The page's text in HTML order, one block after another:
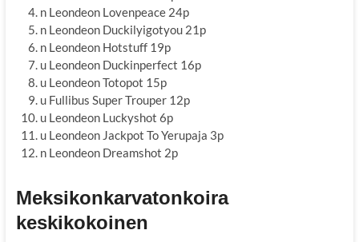
n Leondeon Lovenpeace 24p
n Leondeon Duckilyigotyou 21p
n Leondeon Hotstuff 19p
u Leondeon Duckinperfect 16p
u Leondeon Totopot 15p
u Fullibus Super Trouper 12p
u Leondeon Luckyshot 6p
u Leondeon Jackpot To Yerupaja 3p
n Leondeon Dreamshot 2p
Meksikonkarvatonkoira
keskikokoinen